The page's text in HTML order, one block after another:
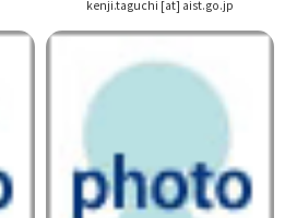
kenji.taguchi [at] aist.go.jp